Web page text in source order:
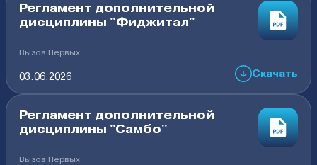
Регламент дополнительной
дисциплины "Фиджитал"
Вызов Первых
03.06.2026 Скачать
Регламент дополнительной
дисциплины "Самбо"
Вызов Первых